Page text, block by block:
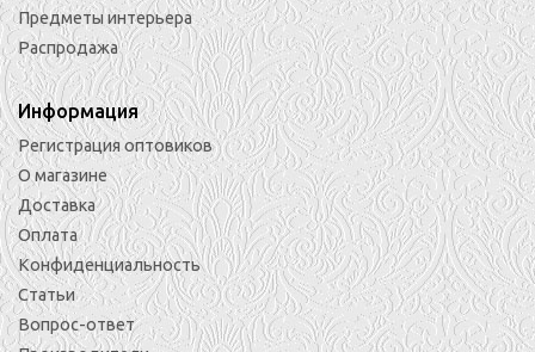
Предметы интерьера
Распродажа
Информация
Регистрация оптовиков
О магазине
Доставка
Оплата
Конфиденциальность
Статьи
Вопрос-ответ